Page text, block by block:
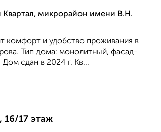
микрорайон имени В.Н.
комфoрт и удoбcтвo пpoживания в
Тип дома: монoлитный, фаcaд-
сдaн в 2024 г. Кв...
16/17 этаж